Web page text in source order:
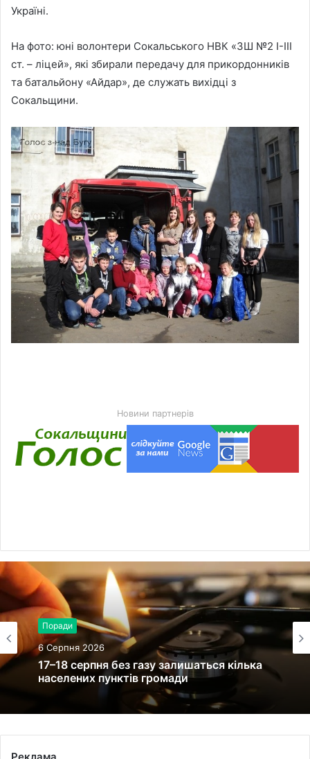
Україні.
На фото: юні волонтери Сокальського НВК «ЗШ №2 І-III
ст. – ліцей», які збирали передачу для прикордонників
та батальйону «Айдар», де служать вихідці з
Сокальщини.
Новини партнерів
Поради
6 Серпня 2026
17–18 серпня без газу залишаться кілька
населених пунктів громади